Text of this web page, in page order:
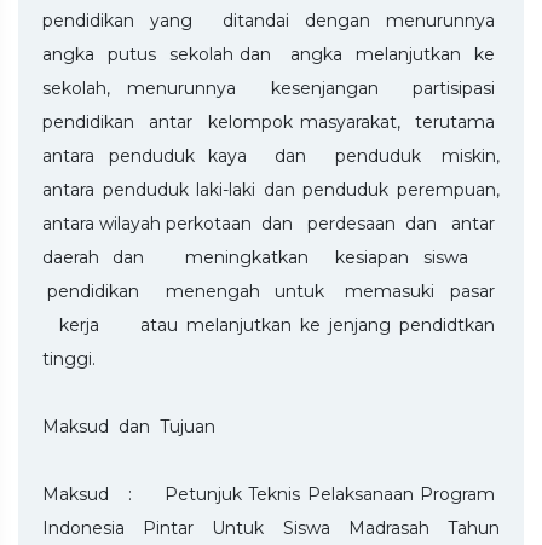
pendidikan yang ditandai dengan menurunnya
angka putus sekolah dan angka melanjutkan ke
sekolah, menurunnya kesenjangan partisipasi
pendidikan antar kelompok masyarakat, terutama
antara penduduk kaya dan penduduk miskin,
antara penduduk laki-laki dan penduduk perempuan,
antara wilayah perkotaan dan perdesaan dan antar
daerah dan meningkatkan kesiapan siswa
pendidikan menengah untuk memasuki pasar
kerja atau melanjutkan ke jenjang pendidtkan
tinggi.
Maksud dan Tujuan
Maksud : Petunjuk Teknis Pelaksanaan Program
Indonesia Pintar Untuk Siswa Madrasah Tahun